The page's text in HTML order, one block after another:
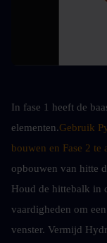
In fase 1 heeft de
elementen.Gebruik
bouwen en Fase 2 te
opbouwen van hitte
Houd de hittebalk in
vaardigheden om
venster. Vermijd